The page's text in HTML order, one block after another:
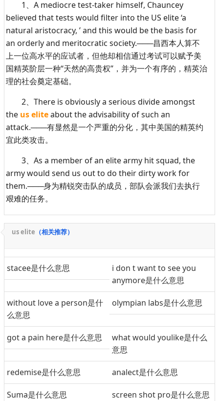
1、A mediocre test-taker himself, Chauncey
believed that tests would filter into the US elite ‘a
natural aristocracy, ’ and this would be the basis for
an orderly and meritocratic society.───昌西本人算不
上一位高水平的应试者，但他却相信通过考试可以赋予美
国精英阶层一种“天然的高贵权”，并为一个有序的，精英治
理的社会奠定基础。
2、There is obviously a serious divide amongst
the us eliteabout the advisability of such an
attack.───有显然是一个严重的分化，其中美国的精英约
宜此类攻击。
3、As a member of an elite army hit squad, the
army would send us out to do their dirty work for
them.───身为精锐突击队的成员，部队会派我们去执行
艰难的任务。
us elite （相关推荐）
stacee是什么意思
i don t want to see you
anymore是什么意思
without love a person是什
么意思
olympian labs是什么意思
got a pain here是什么意思
what would youlike是什么
意思
redemise是什么意思 analect是什么意思
Suma是什么意思 screen shot pro是什么意思